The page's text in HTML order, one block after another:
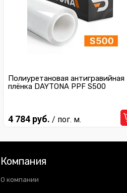
Полиуретановая антигравийная
плёнка DAYTONA PPF S500
4 784 руб. / пог. м.
Компания
О компании